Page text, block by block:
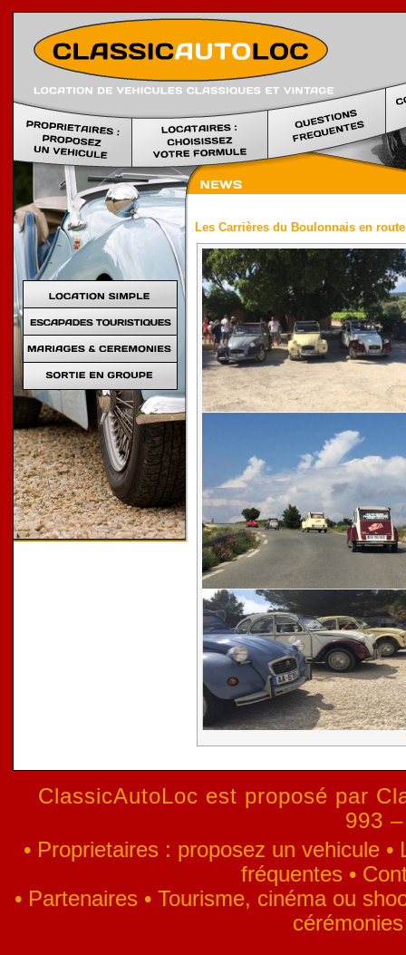
Les Carrières du Boulonnais en
ClassicAutoLoc est proposé par
993
• Proprietaires : proposez un vehicule•
fréquentes •
• Partenaires • Tourisme, cinéma ou
cérémonies